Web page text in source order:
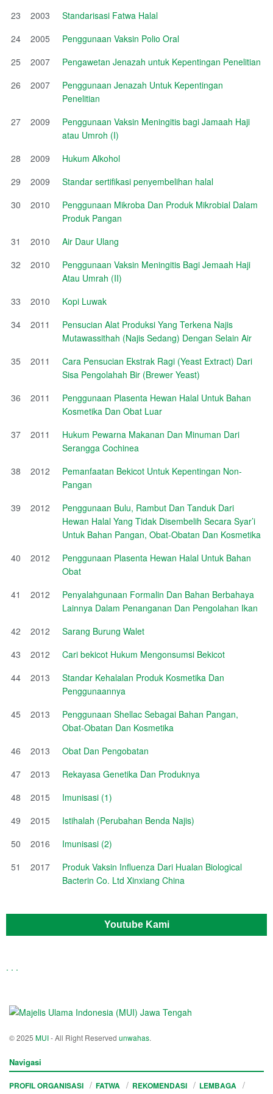
23
2003
Standarisasi Fatwa Halal
24
2005
Penggunaan Vaksin Polio Oral
25
2007
Pengawetan Jenazah untuk Kepentingan Penelitian
26
2007
Penggunaan Jenazah Untuk Kepentingan
Penelitian
27
2009
Penggunaan Vaksin Meningitis bagi Jamaah Haji
atau Umroh (I)
28
2009
Hukum Alkohol
29
2009
Standar sertifikasi penyembelihan halal
30
2010
Penggunaan Mikroba Dan Produk Mikrobial Dalam
Produk Pangan
31
2010
Air Daur Ulang
32
2010
Penggunaan Vaksin Meningitis Bagi Jemaah Haji
Atau Umrah (II)
33
2010
Kopi Luwak
34
2011
Pensucian Alat Produksi Yang Terkena Najis
Mutawassithah (Najis Sedang) Dengan Selain Air
35
2011
Cara Pensucian Ekstrak Ragi (Yeast Extract) Dari
Sisa Pengolahah Bir (Brewer Yeast)
36
2011
Penggunaan Plasenta Hewan Halal Untuk Bahan
Kosmetika Dan Obat Luar
37
2011
Hukum Pewarna Makanan Dan Minuman Dari
Serangga Cochinea
38
2012
Pemanfaatan Bekicot Untuk Kepentingan Non-
Pangan
39
2012
Penggunaan Bulu, Rambut Dan Tanduk Dari
Hewan Halal Yang Tidak Disembelih Secara Syar’i
Untuk Bahan Pangan, Obat-Obatan Dan Kosmetika
40
2012
Penggunaan Plasenta Hewan Halal Untuk Bahan
Obat
41
2012
Penyalahgunaan Formalin Dan Bahan Berbahaya
Lainnya Dalam Penanganan Dan Pengolahan Ikan
42
2012
Sarang Burung Walet
43
2012
Cari bekicot Hukum Mengonsumsi Bekicot
44
2013
Standar Kehalalan Produk Kosmetika Dan
Penggunaannya
45
2013
Penggunaan Shellac Sebagai Bahan Pangan,
Obat-Obatan Dan Kosmetika
46
2013
Obat Dan Pengobatan
47
2013
Rekayasa Genetika Dan Produknya
48
2015
Imunisasi (1)
49
2015
Istihalah (Perubahan Benda Najis)
50
2016
Imunisasi (2)
51
2017
Produk Vaksin Influenza Dari Hualan Biological
Bacterin Co. Ltd Xinxiang China
Youtube Kami
. . .
© 2025 MUI- All Right Reserved unwahas.
Navigasi
PROFIL ORGANISASI FATWA REKOMENDASI
LEMBAGA